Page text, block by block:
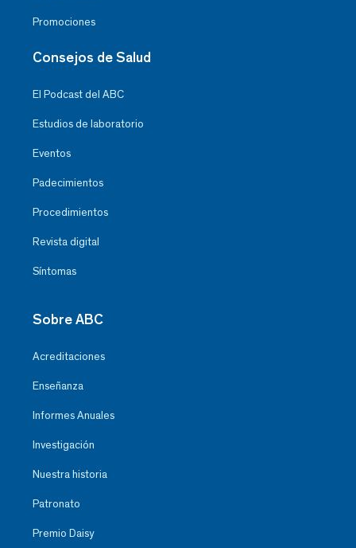
Promociones
Consejos de Salud
El Podcast del ABC
Estudios de laboratorio
Eventos
Padecimientos
Procedimientos
Revista digital
Síntomas
Sobre ABC
Acreditaciones
Enseñanza
Informes Anuales
Investigación
Nuestra historia
Patronato
Premio Daisy